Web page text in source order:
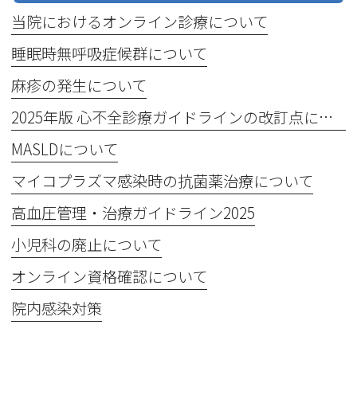
当院におけるオンライン診療について
睡眠時無呼吸症候群について
麻疹の発生について
2025年版 心不全診療ガイドラインの改訂点について
MASLDについて
マイコプラズマ感染時の抗菌薬治療について
高血圧管理・治療ガイドライン2025
小児科の廃止について
オンライン資格確認について
院内感染対策